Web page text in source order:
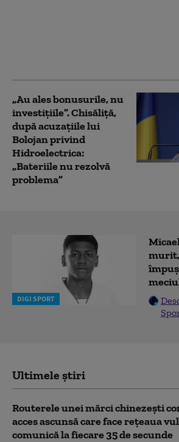
„Au ales bonusurile, nu
investițiile”. Chisăliță,
după acuzațiile lui
Bolojan privind
Hidroelectrica:
„Bateriile nu rezolvă
problema”
DIGI SPORT
murit,
Ultimele știri
Routerele unei mărci chinezești
acces ascunsă care face rețeaua
comunică la fiecare 35 de secunde